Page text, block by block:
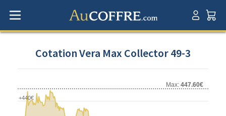
Cotation Vera Max Collector 49-3
Max: 447.60€
+440€